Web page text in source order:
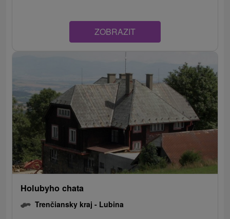
ZOBRAZIT
Holubyho chata
Trenčiansky kraj - Lubina